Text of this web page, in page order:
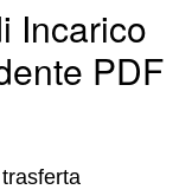
Incarico
PDF